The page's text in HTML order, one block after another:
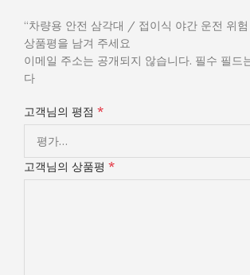
“차량용 안전 삼각대 / 접이식 야간 운전 위험
상품평을 남겨 주세요
이메일 주소는 공개되지 않습니다. 필수 필드
다
고객님의 평점 *
고객님의 상품평 *